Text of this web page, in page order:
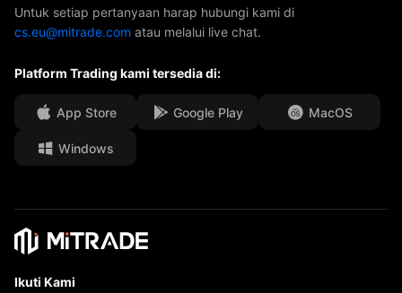
Penghargaan Kami
Pusat Media
kesempatan Kerja
Dokumen Hukum
Pusat Bantuan
FAQ
Untuk setiap pertanyaan harap hubungi kami di
cs.eu@mitrade.com atau melalui live chat.
Platform Trading kami tersedia di:
App Store Google Play MacOS
Windows
Ikuti Kami